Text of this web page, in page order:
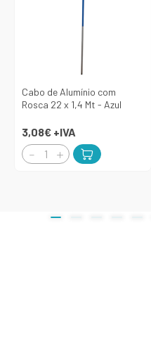
Cabo de Alumínio com
Rosca 22 x 1,4 Mt - Azul
3,08€ +IVA